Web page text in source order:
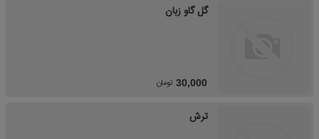
گل گاو زبان
30,000 تومان
ترش